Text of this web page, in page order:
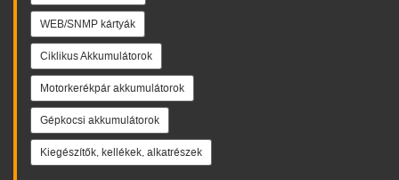
WEB/SNMP kártyák
Ciklikus Akkumulátorok
Motorkerékpár akkumulátorok
Gépkocsi akkumulátorok
Kiegészítők, kellékek, alkatrészek